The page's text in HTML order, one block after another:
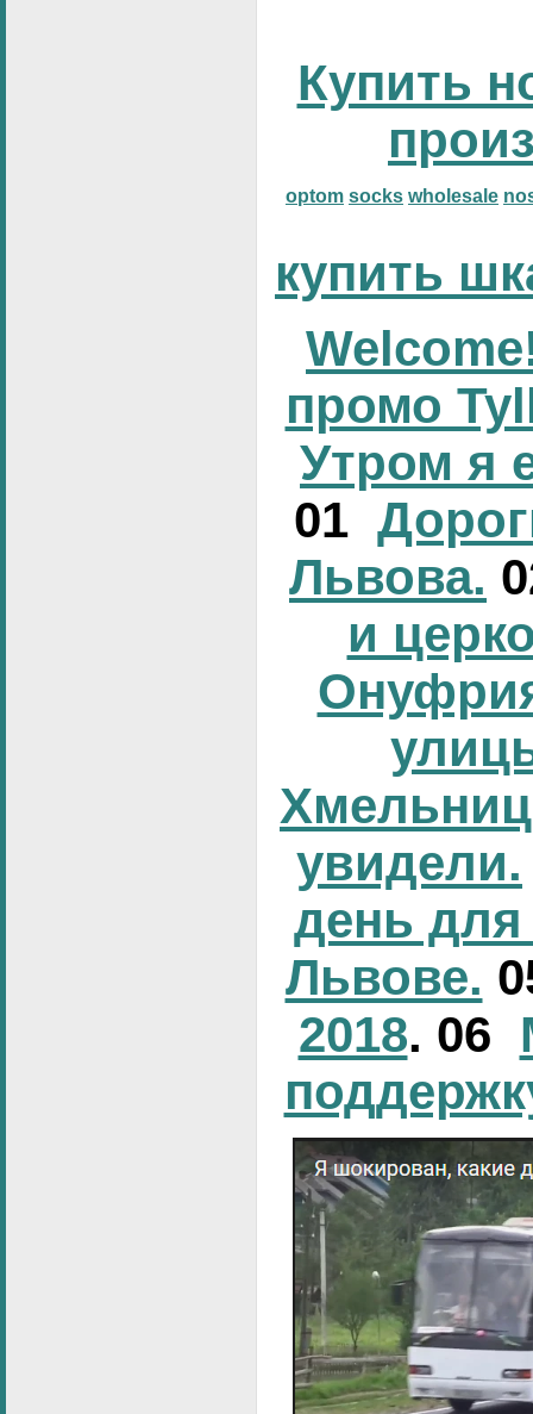
Купить
optom socks wholesale
купить
промо
Утром я
01
Львова.
и
увидели.
день для
Львове.
2018. 06